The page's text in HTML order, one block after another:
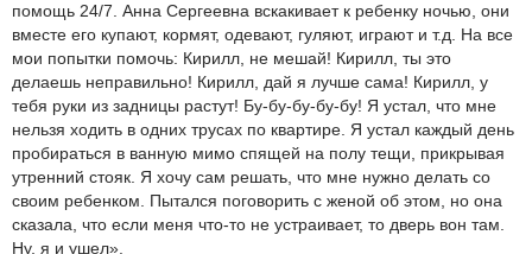
помощь 24/7. Анна Сергеевна вскакивает к ребенку ночью, они
вместе его купают, кормят, одевают, гуляют, играют и т.д. На все
мои попытки помочь: Кирилл, не мешай! Кирилл, ты это
делаешь неправильно! Кирилл, дай я лучше сама! Кирилл, у
тебя руки из задницы растут! Бу-бу-бу-бу-бу! Я устал, что мне
нельзя ходить в одних трусах по квартире. Я устал каждый день
пробираться в ванную мимо спящей на полу тещи, прикрывая
утренний стояк. Я хочу сам решать, что мне нужно делать со
своим ребенком. Пытался поговорить с женой об этом, но она
сказала, что если меня что-то не устраивает, то дверь вон там.
Ну, я и ушел».